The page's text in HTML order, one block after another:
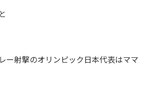
ー射撃のオリンピック日本代表はママ